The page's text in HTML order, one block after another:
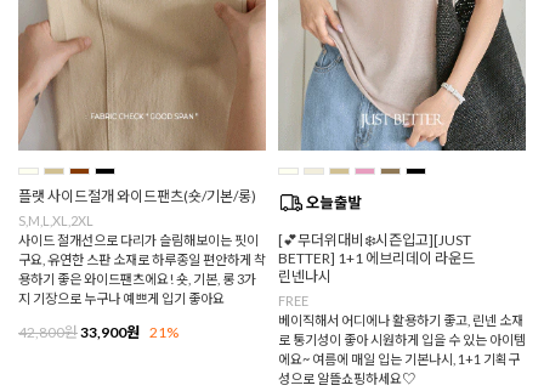
플랫 사이드절개 와이드팬츠(숏/기본/롱)
S,M,L,XL,2XL
사이드 절개선으로 다리가 슬림해보이는 핏이
구요, 유연한 스판 소재로 하루종일 편안하게 착
용하기 좋은 와이드팬츠에요! 숏, 기본, 롱 3가
지 기장으로 누구나 예쁘게 입기 좋아요
42,800원33,900원 21%
[💕무더위대비❄️시즌입고][JUST
BETTER] 1+1 에브리데이 라운드
린넨나시
FREE
베이직해서 어디에나 활용하기 좋고, 린넨 소재
로 통기성이 좋아 시원하게 입을 수 있는 아이템
에요~ 여름에 매일 입는 기본나시, 1+1 기획구
성으로 알뜰쇼핑하세요♡